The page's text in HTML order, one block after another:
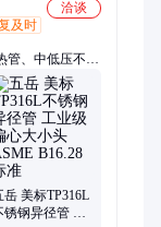
洽谈
及时
管、中低压不锈
管、精密不锈
管、304不锈钢
管、不锈钢工业
、厚壁不锈钢
食品级不锈钢
岳 美标TP316L
锈钢异径管 工